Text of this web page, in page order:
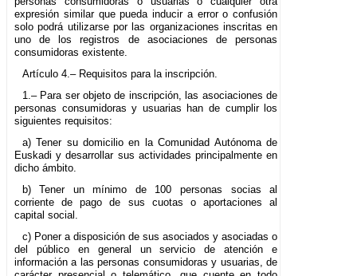
expresión similar que pueda inducir a error o confusión
solo podrá utilizarse por las organizaciones inscritas en
uno de los registros de asociaciones de personas
consumidoras existente.
Artículo 4.– Requisitos para la inscripción.
1.– Para ser objeto de inscripción, las asociaciones de
personas consumidoras y usuarias han de cumplir los
siguientes requisitos:
a) Tener su domicilio en la Comunidad Autónoma de
Euskadi y desarrollar sus actividades principalmente en
dicho ámbito.
b) Tener un mínimo de 100 personas socias al
corriente de pago de sus cuotas o aportaciones al
capital social.
c) Poner a disposición de sus asociados y asociadas o
del público en general un servicio de atención e
información a las personas consumidoras y usuarias, de